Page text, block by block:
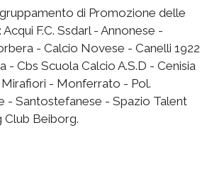
di Promozione delle
F.C. Ssdarl - Annonese -
- Calcio Novese - Canelli 1922
- Cbs Scuola Calcio A.S.D - Cenisia
- Monferrato - Pol.
- Santostefanese - Spazio Talent
Beiborg.